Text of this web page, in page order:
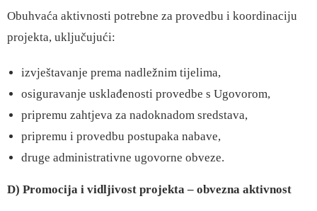
Obuhvaća aktivnosti potrebne za provedbu i koordinaciju
projekta, uključujući:
izvještavanje prema nadležnim tijelima,
osiguravanje usklađenosti provedbe s Ugovorom,
pripremu zahtjeva za nadoknadom sredstava,
pripremu i provedbu postupaka nabave,
druge administrativne ugovorne obveze.
D) Promocija i vidljivost projekta – obvezna aktivnost